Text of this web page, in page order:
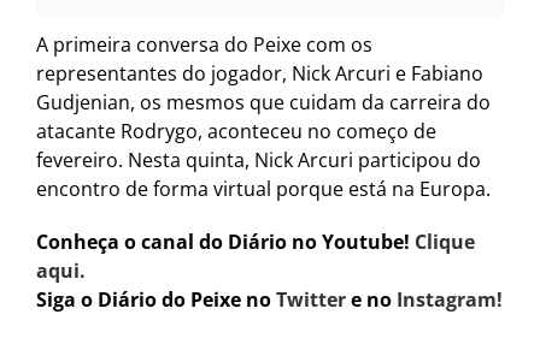
A primeira conversa do Peixe com os
representantes do jogador, Nick Arcuri e Fabiano
Gudjenian, os mesmos que cuidam da carreira do
atacante Rodrygo, aconteceu no começo de
fevereiro. Nesta quinta, Nick Arcuri participou do
encontro de forma virtual porque está na Europa.
Conheça o canal do Diário no Youtube! Clique
aqui.
Siga o Diário do Peixe noTwittere no Instagram!